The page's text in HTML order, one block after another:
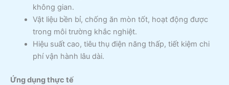
không gian.
Vật liệu bền bỉ, chống ăn mòn tốt, hoạt động được
trong môi trường khắc nghiệt.
Hiệu suất cao, tiêu thụ điện năng thấp, tiết kiệm chi
phí vận hành lâu dài.
Ứng dụng thực tế